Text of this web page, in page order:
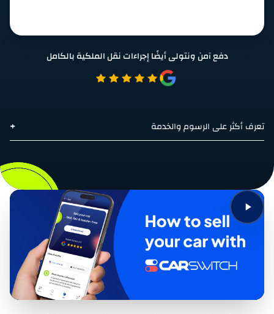
أشوك ليلاند
استون مارتن
أودي
دفع آمن ونتولى أيضًا إجراءات نقل الملكية بالكامل
تعرف أكثر على الرسوم والخدمة +